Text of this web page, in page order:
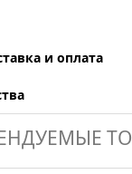
и оплата